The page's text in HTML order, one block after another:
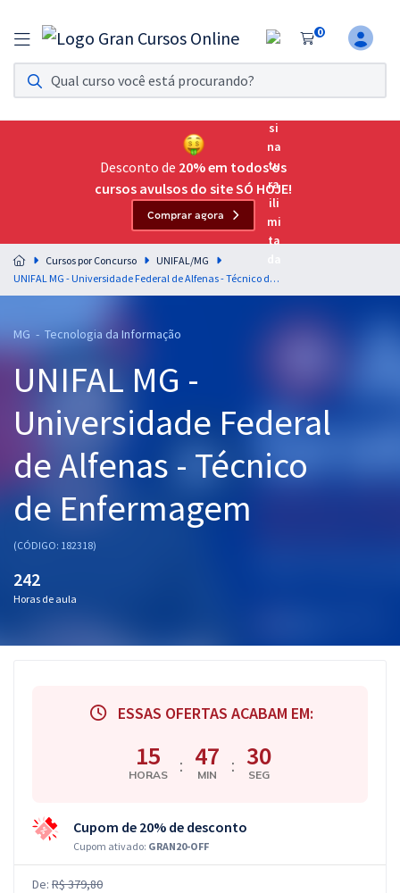
0
Assinatura Ilimitada 11
Acesso a todos os cursos. Teste grátis por 7 dias!
Assinatura OAB Até Passar
Acesso ilimitado a toda preparação para o Exame da
Residências Multiprofissionais
Preparação completa e intensiva para as principais
residências em saúde do Brasil
Cursos 20% OFF
Graduação
OAB
Questões grátis
Desconto de 20% em todos os
cursos avulsos do site SÓ HOJE!
Comprar agora
Cursos por Concurso
UNIFAL/MG
UNIFAL MG - Universidade Federal de Alfenas - Técnico de Enfermagem
MG - Tecnologia da Informação
UNIFAL MG -
Universidade Federal
de Alfenas - Técnico
de Enfermagem
(CÓDIGO: 182318)
242
Horas de aula
ESSAS OFERTAS ACABAM EM:
15
HORAS : 47
MIN : 29
SEG
Cupom de 20% de desconto
Cupom ativado: GRAN20-OFF
De: R$ 379,80